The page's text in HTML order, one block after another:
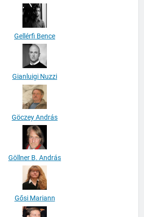
Gellérfi Bence
Gianluigi Nuzzi
Göczey András
Göllner B. András
Gősi Mariann